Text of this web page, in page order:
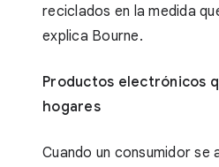
reciclados en la medida
explica Bourne.
Productos electrónicos
hogares
Cuando un consumidor se